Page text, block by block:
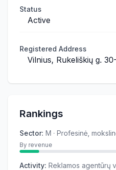
Status
Active
Registered Address
Vilnius, Rukeliškių g.
Rankings
Sector: M · Profesinė,
By revenue
Activity: Reklamos agentūrų